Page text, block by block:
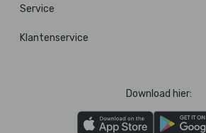
Service
Klantenservice
Download hier: